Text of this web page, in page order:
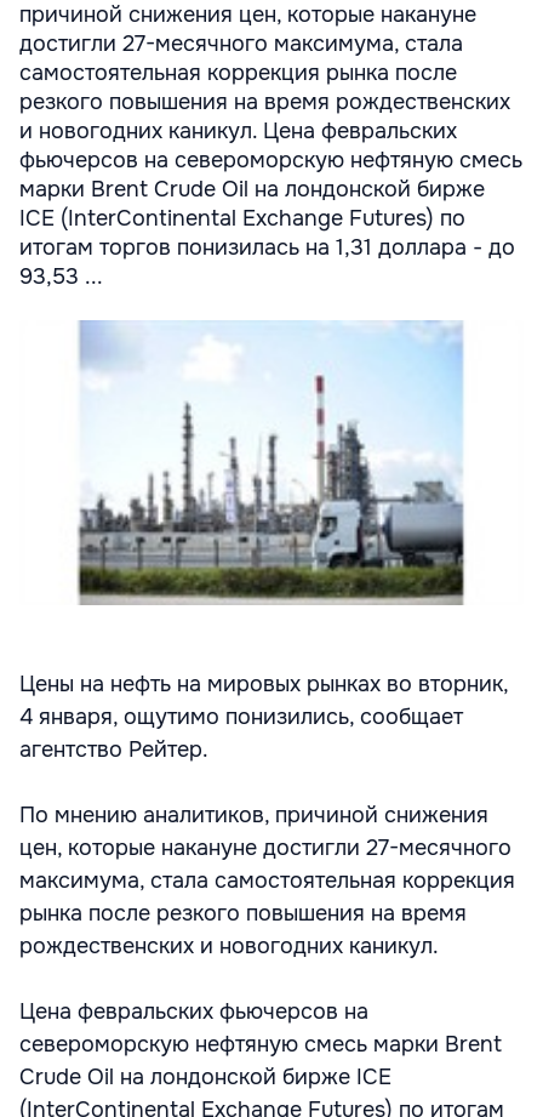
причиной снижения цен, которые накануне
достигли 27-месячного максимума, стала
самостоятельная коррекция рынка после
резкого повышения на время рождественских
и новогодних каникул. Цена февральских
фьючерсов на североморскую нефтяную смесь
марки Brent Crude Oil на лондонской бирже
IСE (InterContinental Exchange Futures) по
итогам торгов понизилась на 1,31 доллара - до
93,53 ...
Цены на нефть на мировых рынках во вторник,
4 января, ощутимо понизились, сообщает
агентство Рейтер.
По мнению аналитиков, причиной снижения
цен, которые накануне достигли 27-месячного
максимума, стала самостоятельная коррекция
рынка после резкого повышения на время
рождественских и новогодних каникул.
Цена февральских фьючерсов на
североморскую нефтяную смесь марки Brent
Crude Oil на лондонской бирже IСE
(InterContinental Exchange Futures) по итогам